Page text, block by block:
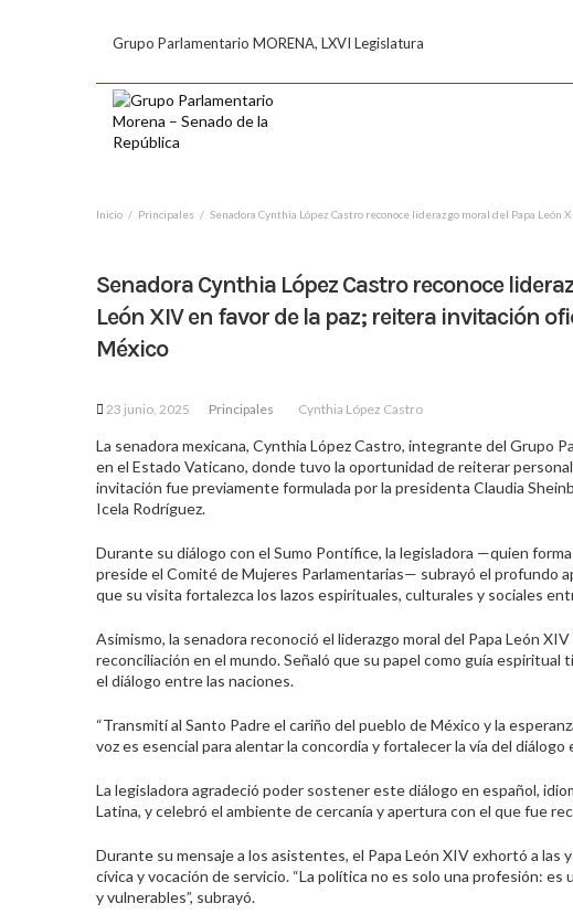
Grupo Parlamentario MORENA, LXVI Legislatura
Inicio Principales Senadora Cynthia López Castro reconoce liderazgo moral del Papa
Senadora Cynthia López Castro reconoce
León XIV en favor de la paz; reitera invitación
México
23 junio, 2025 Principales Cynthia López Castro
La senadora mexicana, Cynthia López Castro, integrante del Grupo
en el Estado Vaticano, donde tuvo la oportunidad de reiterar
invitación fue previamente formulada por la presidenta Claudia
Icela Rodríguez.
Durante su diálogo con el Sumo Pontífice, la legisladora —quien
preside el Comité de Mujeres Parlamentarias— subrayó el profundo
que su visita fortalezca los lazos espirituales, culturales y sociales
Asimismo, la senadora reconoció el liderazgo moral del Papa León
reconciliación en el mundo. Señaló que su papel como guía
el diálogo entre las naciones.
“Transmití al Santo Padre el cariño del pueblo de México y la
voz es esencial para alentar la concordia y fortalecer la vía del
La legisladora agradeció poder sostener este diálogo en español,
Latina, y celebró el ambiente de cercanía y apertura con el que fue
Durante su mensaje a los asistentes, el Papa León XIV exhortó a
cívica y vocación de servicio. “La política no es solo una profesión:
y vulnerables”, subrayó.